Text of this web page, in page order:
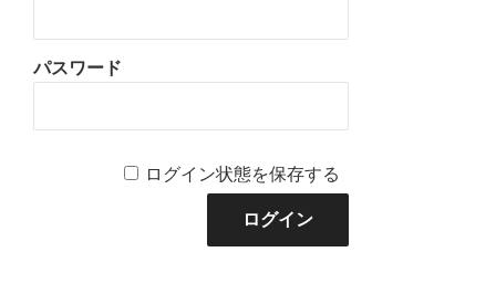
パスワード
ログイン状態を保存する